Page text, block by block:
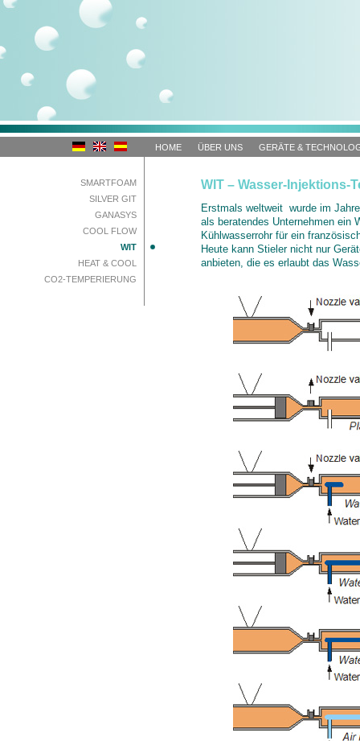
HOME ÜBER UNS GERÄTE &
SMARTFOAM
SILVER GIT
GANASYS
COOL FLOW
WIT
HEAT & COOL
CO2-TEMPERIERUNG
WIT – Wasser-Injektions-
Erstmals weltweit wurde im
als beratendes Unternehmen ein
Kühlwasserrohr für ein
Heute kann Stieler nicht nur
anbieten, die es erlaubt das